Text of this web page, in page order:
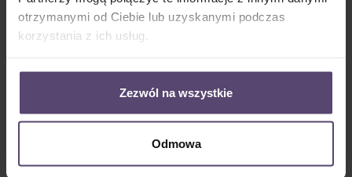
otrzymanymi od Ciebie lub uzyskanymi podczas
korzystania z ich usług.
Zezwól na wszystkie
Odmowa
Informacje o tkaninie 2795:56% refleksji (światło jest odbijane
od tkaniny)44% absorpcji (światło jest pochłaniane przez tka…
Opinie/Recenzje